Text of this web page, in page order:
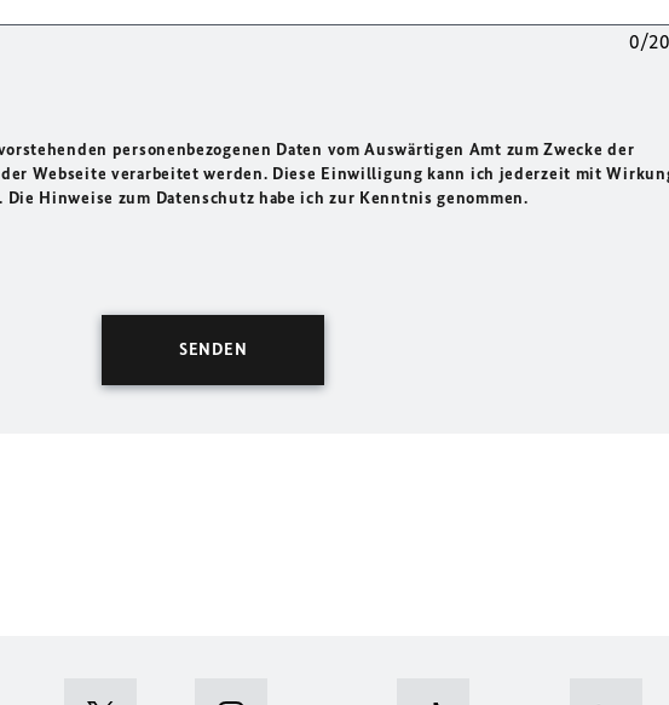
0/
personenbezogenen Daten vom Auswärtigen Amt zum Zwecke der
Webseite verarbeitet werden. Diese Einwilligung kann ich jederzeit mit
Hinweise zum Datenschutz habe ich zur Kenntnis genommen.